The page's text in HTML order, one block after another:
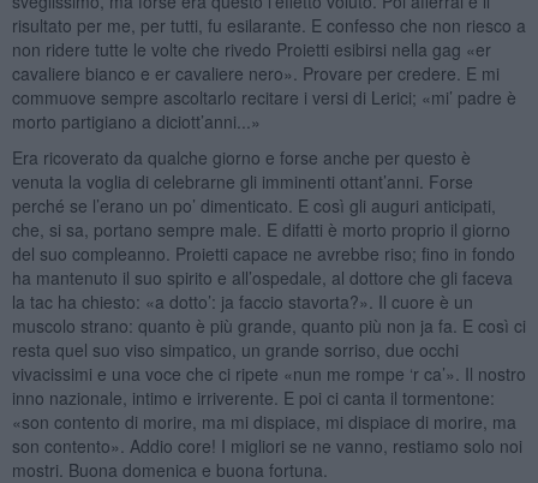
risultato per me, per tutti, fu esilarante. E confesso che non riesco a
non ridere tutte le volte che rivedo Proietti esibirsi nella gag «er
cavaliere bianco e er cavaliere nero». Provare per credere. E mi
commuove sempre ascoltarlo recitare i versi di Lerici; «mi’ padre è
morto partigiano a diciott’anni...»
Era ricoverato da qualche giorno e forse anche per questo è
venuta la voglia di celebrarne gli imminenti ottant’anni. Forse
perché se l’erano un po’ dimenticato. E così gli auguri anticipati,
che, si sa, portano sempre male. E difatti è morto proprio il giorno
del suo compleanno. Proietti capace ne avrebbe riso; fino in fondo
ha mantenuto il suo spirito e all’ospedale, al dottore che gli faceva
la tac ha chiesto: «a dotto’: ja faccio stavorta?». Il cuore è un
muscolo strano: quanto è più grande, quanto più non ja fa. E così ci
resta quel suo viso simpatico, un grande sorriso, due occhi
vivacissimi e una voce che ci ripete «nun me rompe ‘r ca’». Il nostro
inno nazionale, intimo e irriverente. E poi ci canta il tormentone:
«son contento di morire, ma mi dispiace, mi dispiace di morire, ma
son contento». Addio core! I migliori se ne vanno, restiamo solo noi
mostri. Buona domenica e buona fortuna.